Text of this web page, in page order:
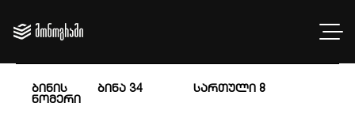
ბინის
ნომერი
ბინა 34 სართული 8